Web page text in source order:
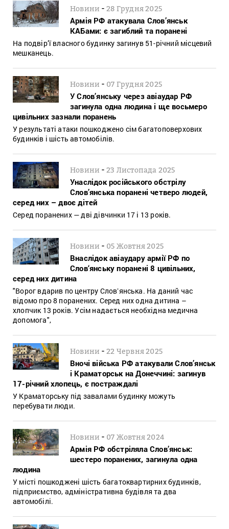
Новини -28 Грудня 2025
Армія РФ атакувала Слов’янськ
КАБами: є загиблий та поранені
На подвір’ї власного будинку загинув 51-річний місцевий
мешканець.
Новини - 07 Грудня 2025
У Слов’янську через авіаудар РФ
загинула одна людина і ще восьмеро
цивільних зазнали поранень
У результаті атаки пошкоджено сім багатоповерхових
будинків і шість автомобілів.
Новини -23 Листопада 2025
Унаслідок російського обстрілу
Слов’янська поранені четверо людей,
серед них – двоє дітей
Серед поранених — дві дівчинки 17 і 13 років.
Новини - 05 Жовтня 2025
Внаслідок авіаудару армії РФ по
Слов‘янську поранені 8 цивільних,
серед них дитина
"Ворог вдарив по центру Словʼянська. На даний час
відомо про 8 поранених. Серед них одна дитина –
хлопчик 13 років. Усім надається необхідна медична
допомога",
Новини -22 Червня 2025
Вночі війська РФ атакували Слов’янськ
і Краматорськ на Донеччині: загинув
17-річний хлопець, є постраждалі
У Краматорську під завалами будинку можуть
перебувати люди.
Новини - 07 Жовтня 2024
Армія РФ обстріляла Слов’янськ:
шестеро поранених, загинула одна
людина
У місті пошкоджені шість багатоквартирних будинків,
підприємство, адміністративна будівля та два
автомобілі.